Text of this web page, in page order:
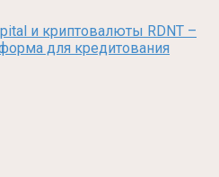
и криптовалюты RDNT –
для кредитования